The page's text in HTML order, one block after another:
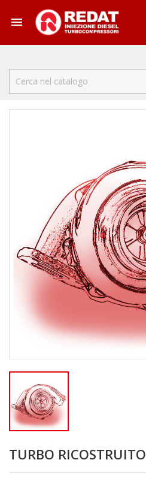

TURBO RICOSTRUITO